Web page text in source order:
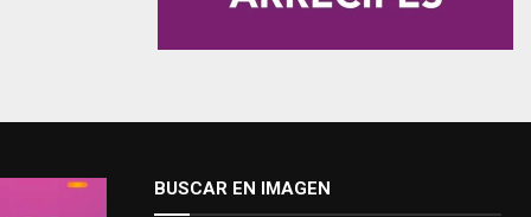
BUSCAR EN IMAGEN